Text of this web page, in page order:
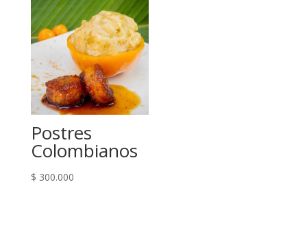
Postres
Colombianos
$ 300.000